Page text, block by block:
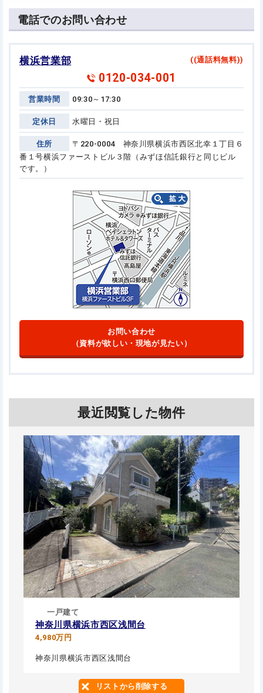
電話でのお問い合わせ
横浜営業部 ((通話料無料))
0120-034-001
営業時間 09:30～17:30
定休日 水曜日・祝日
住所
〒220-0004 神奈川県横浜市西区北幸１丁目６
番１号横浜ファーストビル３階（みずほ信託銀行と同じビル
です。）
お問い合わせ
（資料が欲しい・現地が見たい）
最近閲覧した物件
一戸建て
神奈川県横浜市西区浅間台
4,980万円
神奈川県横浜市西区浅間台
リストから削除する